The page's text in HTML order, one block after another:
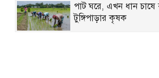
পাট ঘরে, এখন ধান চাষে
টুঙ্গিপাড়ার কৃষক